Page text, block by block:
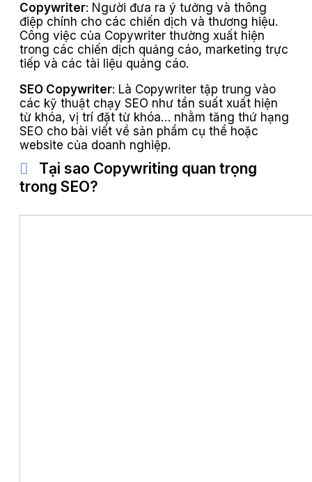
Copywriter: Người đưa ra ý tưởng và thông
điệp chính cho các chiến dịch và thương hiệu.
Công việc của Copywriter thường xuất hiện
trong các chiến dịch quảng cáo, marketing trực
tiếp và các tài liệu quảng cáo.
SEO Copywriter: Là Copywriter tập trung vào
các kỹ thuật chạy SEO như tần suất xuất hiện
từ khóa, vị trí đặt từ khóa… nhằm tăng thứ hạng
SEO cho bài viết về sản phẩm cụ thể hoặc
website của doanh nghiệp.
Tại sao Copywriting quan trọng
trong SEO?